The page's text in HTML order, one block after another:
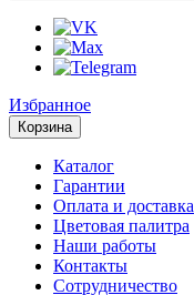
Избранное
Корзина
Каталог
Гарантии
Оплата и доставка
Цветовая палитра
Наши работы
Контакты
Сотрудничество